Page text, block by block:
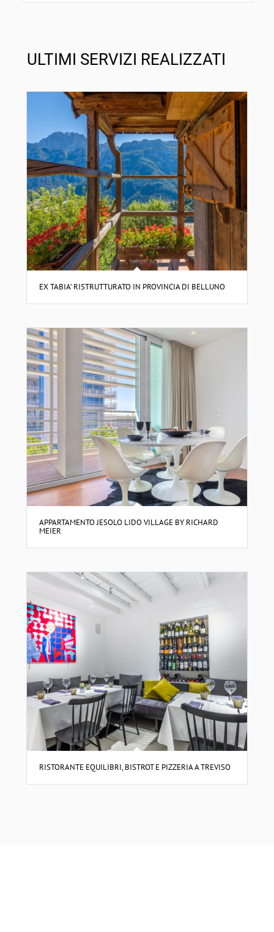
ULTIMI SERVIZI REALIZZATI
EX TABIA’ RISTRUTTURATO IN PROVINCIA DI BELLUNO
APPARTAMENTO JESOLO LIDO VILLAGE BY RICHARD
MEIER
RISTORANTE EQUILIBRI, BISTROT E PIZZERIA A TREVISO